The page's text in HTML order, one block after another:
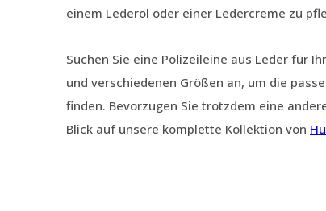
einem Lederöl oder einer Ledercreme zu
Suchen Sie eine Polizeileine aus Leder für
und verschiedenen Größen an, um die
finden. Bevorzugen Sie trotzdem eine
Blick auf unsere komplette Kollektion von